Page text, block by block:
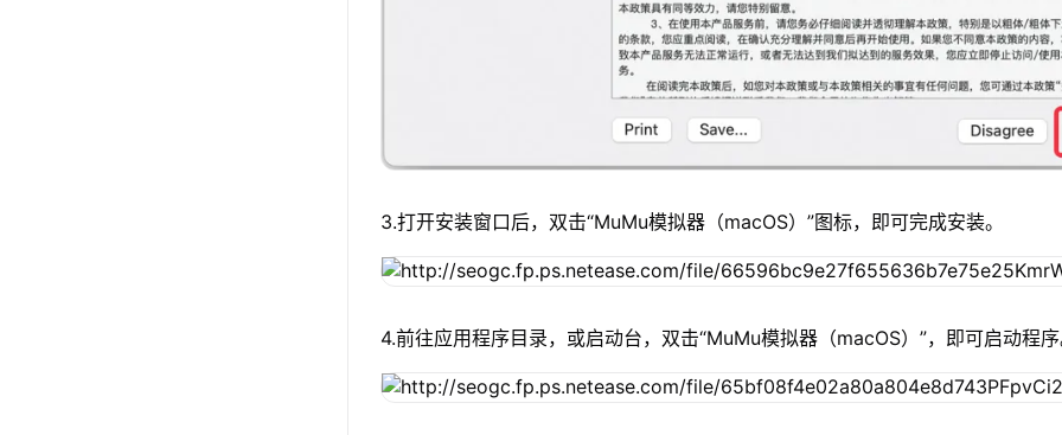
3.打开安装窗口后，双击“MuMu模拟器（macOS）”图标，即可完成安装。
4.前往应用程序目录，或启动台，双击“MuMu模拟器（macOS）”，即可启动程